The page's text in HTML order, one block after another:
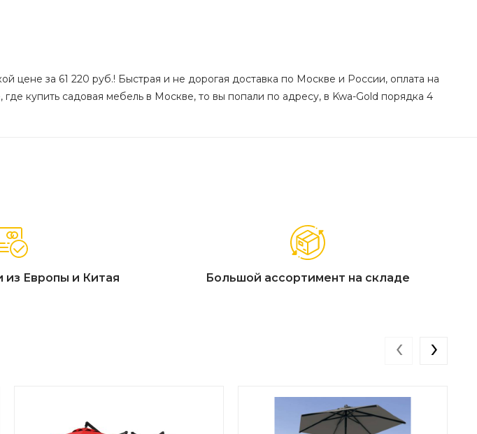
цене за 61 220 руб.! Быстрая и не дорогая доставка по Москве и России, оплата на
купить садовая мебель в Москве, то вы попали по адресу, в Kwa-Gold порядка 4
из Европы и Китая Большой ассортимент на складе
‹ ›